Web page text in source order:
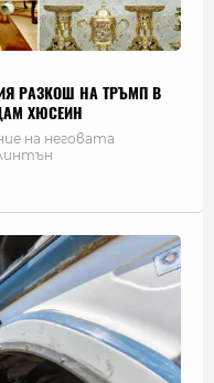
РАЗКОШ НА ТРЪМП В
ХЮСЕИН
на неговата